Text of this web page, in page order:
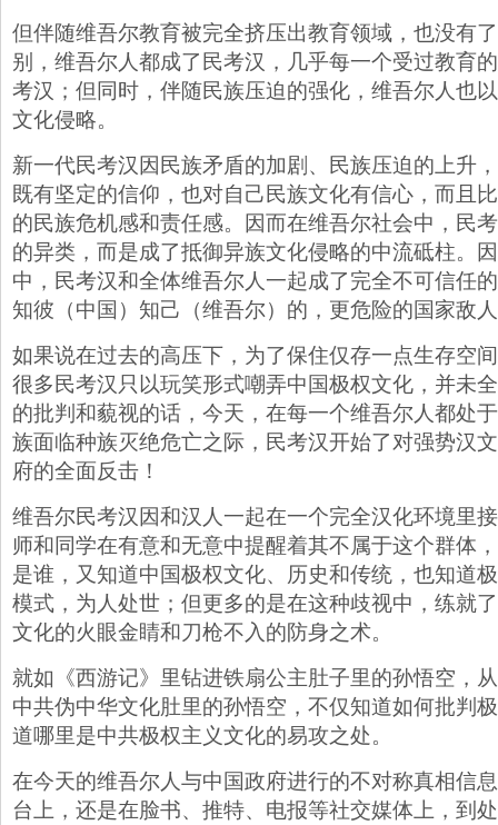
但伴随维吾尔教育被完全挤压出教育领域，也没有
别，维吾尔人都成了民考汉，几乎每一个受过教育
考汉；但同时，伴随民族压迫的强化，维吾尔人也
文化侵略。
新一代民考汉因民族矛盾的加剧、民族压迫的上升
既有坚定的信仰，也对自己民族文化有信心，而且
的民族危机感和责任感。因而在维吾尔社会中，民
的异类，而是成了抵御异族文化侵略的中流砥柱。
中，民考汉和全体维吾尔人一起成了完全不可信任
知彼（中国）知己（维吾尔）的，更危险的国家敌
如果说在过去的高压下，为了保住仅存一点生存空
很多民考汉只以玩笑形式嘲弄中国极权文化，并未
的批判和藐视的话，今天，在每一个维吾尔人都处
族面临种族灭绝危亡之际，民考汉开始了对强势汉
府的全面反击！
维吾尔民考汉因和汉人一起在一个完全汉化环境里
师和同学在有意和无意中提醒着其不属于这个群体
是谁，又知道中国极权文化、历史和传统，也知道
模式，为人处世；但更多的是在这种歧视中，练就
文化的火眼金睛和刀枪不入的防身之术。
就如《西游记》里钻进铁扇公主肚子里的孙悟空，
中共伪中华文化肚里的孙悟空，不仅知道如何批判
道哪里是中共极权主义文化的易攻之处。
在今天的维吾尔人与中国政府进行的不对称真相信
台上，还是在脸书、推特、电报等社交媒体上，到